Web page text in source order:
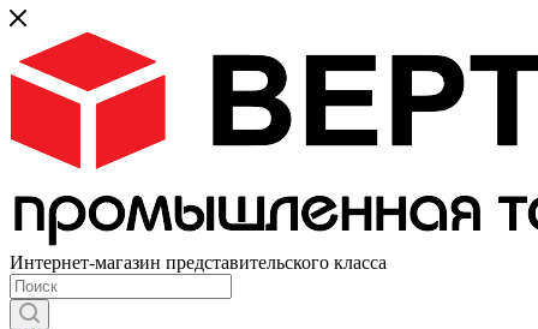
Интернет-магазин представительского класса